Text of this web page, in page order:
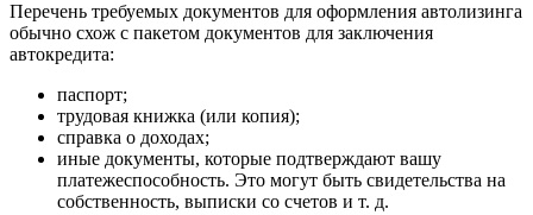
Перечень требуемых документов для оформления автолизинга
обычно схож с пакетом документов для заключения
автокредита:
паспорт;
трудовая книжка (или копия);
справка о доходах;
иные документы, которые подтверждают вашу
платежеспособность. Это могут быть свидетельства на
собственность, выписки со счетов и т. д.